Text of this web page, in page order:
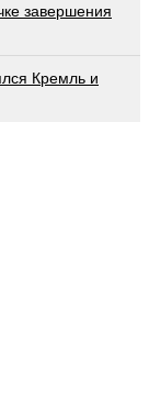
завершения
Крeмль и